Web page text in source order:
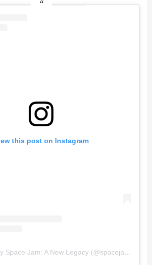
this post on Instagram
A post shared by Space Jam: A New Legacy (@spacejammovie)